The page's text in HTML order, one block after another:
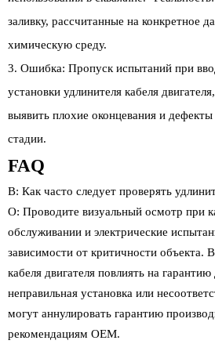
заливку, рассчитанные на конкретное
химическую среду.
Ошибка: Пропуск испытаний при
установки удлинителя кабеля
выявить плохие оконцевания и
стадии.
FAQ
В: Как часто следует проверять
О: Проводите визуальный осмотр при
обслуживании и электрические
зависимости от критичности объекта.
кабеля двигателя повлиять на
неправильная установка или
могут аннулировать гарантию
рекомендациям OEM.